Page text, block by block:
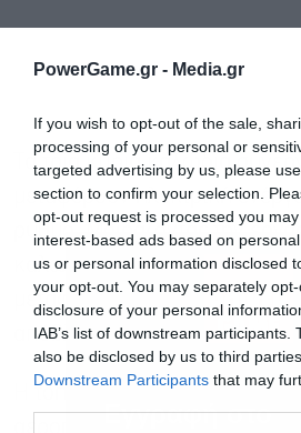
PowerGame.gr - Media.gr
If you wish to opt-out of the sale,
processing of your personal or
targeted advertising by us, please
section to confirm your selection.
opt-out request is processed you
interest-based ads based on
us or personal information disclosed
your opt-out. You may separately
disclosure of your personal
IAB’s list of downstream participants.
also be disclosed by us to third
Downstream Participants that may
Τα τρία κύρια καλώδια
μεταφέρουν ηλεκτρική
ρυθμό. Μοιράζοντας την
καλωδίων αντί για ενός, το
μεταφέρει περισσότερη
απόβλητα, καθιστώντας το
Η τοποθέτηση των μπαλών
Εγγραφή στο